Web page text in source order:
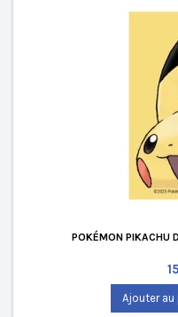
POKÉMON PIKACHU
Ajouter au